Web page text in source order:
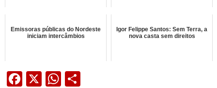
Emissoras públicas do Nordeste
iniciam intercâmbios
Igor Felippe Santos: Sem Terra, a
nova casta sem direitos
Facebook
X WhatsApp